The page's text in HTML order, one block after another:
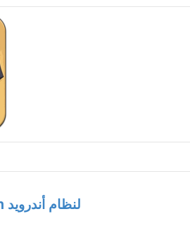
قم بتحميل تطبيق هيماواري Touch لنظام أندرويد